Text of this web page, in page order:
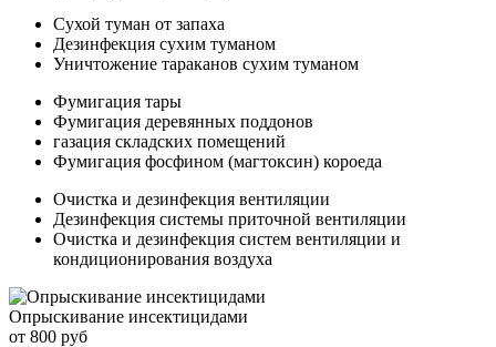
Сухой туман от запаха
Дезинфекция сухим туманом
Уничтожение тараканов сухим туманом
Фумигация тары
Фумигация деревянных поддонов
газация складских помещений
Фумигация фосфином (магтоксин) короеда
Очистка и дезинфекция вентиляции
Дезинфекция системы приточной вентиляции
Очистка и дезинфекция систем вентиляции и
кондиционирования воздуха
Опрыскивание инсектицидами
от 800 руб